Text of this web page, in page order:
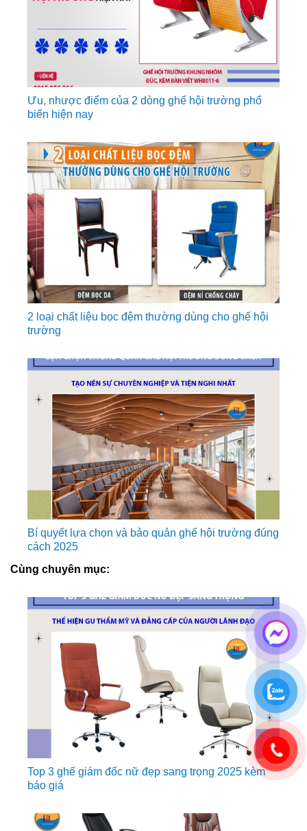
Ưu, nhược điểm của 2 dòng ghế hội trường phổ
biến hiện nay
2 loại chất liệu bọc đệm thường dùng cho ghế hội
trường
Bí quyết lựa chọn và bảo quản ghế hội trường đúng
cách 2025
Cùng chuyên mục:
Top 3 ghế giám đốc nữ đẹp sang trọng 2025 kèm
báo giá